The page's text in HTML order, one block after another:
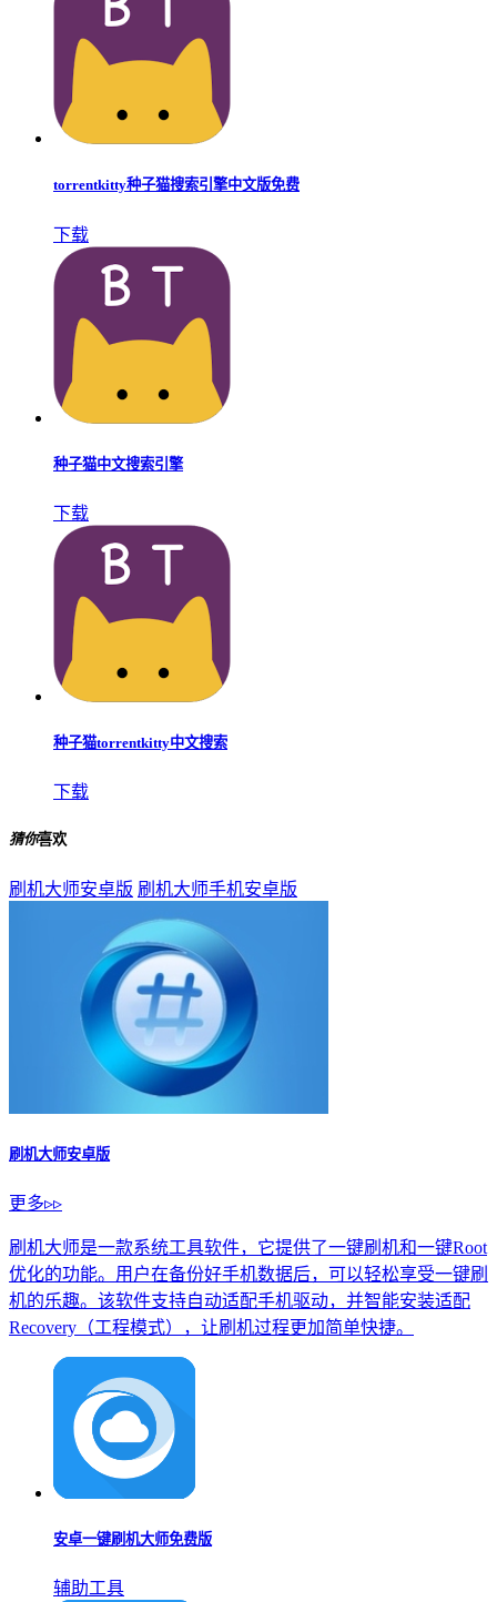
torrentkitty种子猫搜索引擎中文版免费
下载
种子猫中文搜索引擎
下载
种子猫torrentkitty中文搜索
下载
猜你喜欢
刷机大师安卓版 刷机大师手机安卓版
刷机大师安卓版
更多▹▹
刷机大师是一款系统工具软件，它提供了一键刷机和一键Root
优化的功能。用户在备份好手机数据后，可以轻松享受一键刷
机的乐趣。该软件支持自动适配手机驱动，并智能安装适配
Recovery（工程模式），让刷机过程更加简单快捷。
安卓一键刷机大师免费版
辅助工具